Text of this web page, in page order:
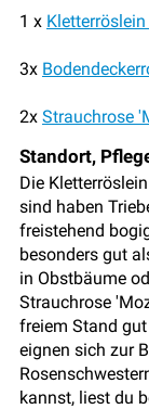
1 x
3x
2x Strauchrose
Standort,
Die
sind haben
freistehend
besonders gut
in Obstbäume
Strauchrose
freiem Stand
eignen sich zur
kannst, liest du